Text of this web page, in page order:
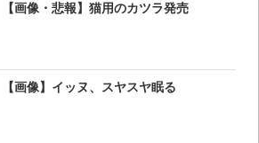
【画像・悲報】猫用のカツラ発売
【画像】イッヌ、スヤスヤ眠る